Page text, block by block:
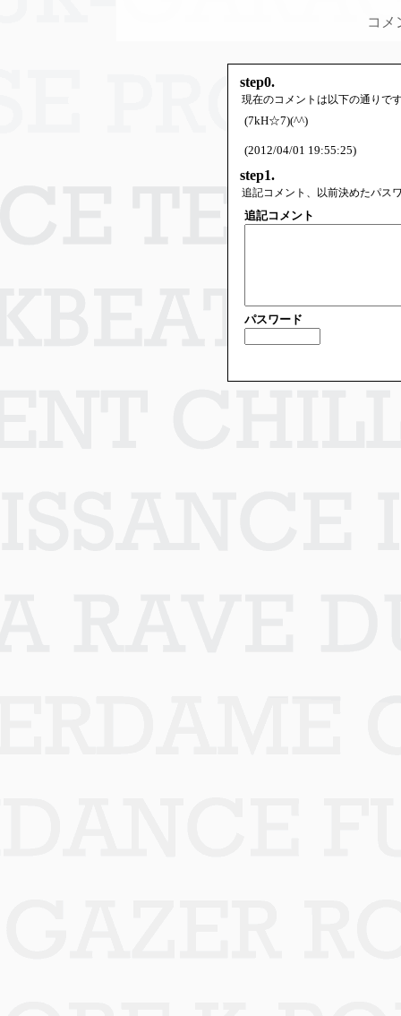
コメ
step0.
現在のコメントは以下の通りで
(7kH☆7)(^^)
(2012/04/01 19:55:25)
step1.
追記コメント、以前決めたパス
追記コメント
パスワード